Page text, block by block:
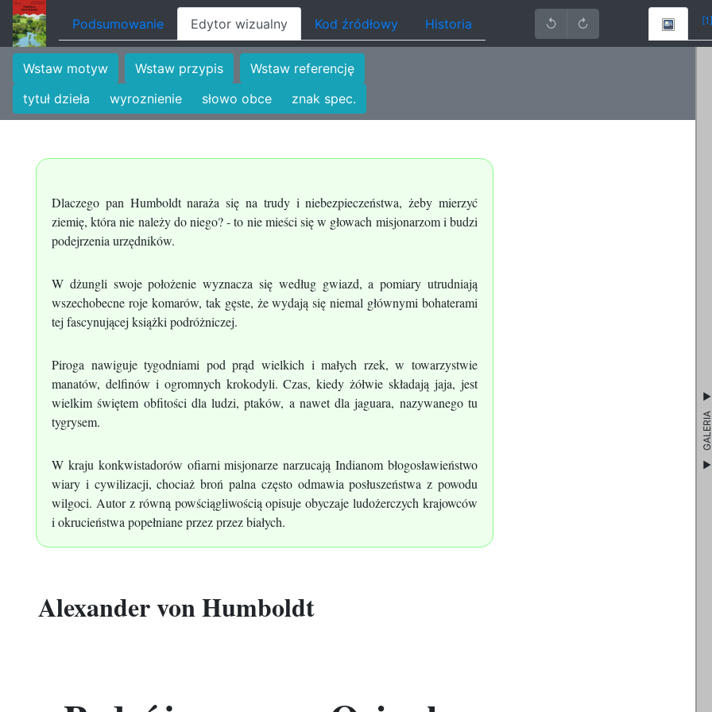
Podsumowanie Edytor wizualny Kod źródłowy Historia ↺ ↻ [1]
Wstaw motyw Wstaw przypis
Wstaw referencję
tytuł dzieła
wyroznienie słowo obce znak spec.
Dlaczego pan Humboldt naraża się na trudy i niebezpieczeństwa, żeby mierzyć
ziemię, która nie należy do niego? - to nie mieści się w głowach misjonarzom i budzi
podejrzenia urzędników.
W dżungli swoje położenie wyznacza się według gwiazd, a pomiary utrudniają
wszechobecne roje komarów, tak gęste, że wydają się niemal głównymi bohaterami
tej fascynującej książki podróżniczej.
Piroga nawiguje tygodniami pod prąd wielkich i małych rzek, w towarzystwie
manatów, delfinów i ogromnych krokodyli. Czas, kiedy żółwie składają jaja, jest
wielkim świętem obfitości dla ludzi, ptaków, a nawet dla jaguara, nazywanego tu
tygrysem.
W kraju konkwistadorów ofiarni misjonarze narzucają Indianom błogosławieństwo
wiary i cywilizacji, chociaż broń palna często odmawia posłuszeństwa z powodu
wilgoci. Autor z równą powściągliwością opisuje obyczaje ludożerczych krajowców
i okrucieństwa popełniane przez przez białych.
Alexander von Humboldt